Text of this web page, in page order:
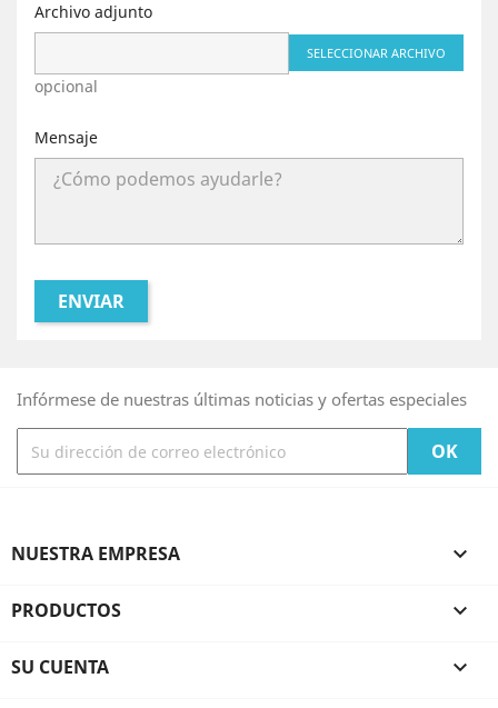
Archivo adjunto
SELECCIONAR ARCHIVO
opcional
Mensaje
Infórmese de nuestras últimas noticias y ofertas especiales
NUESTRA EMPRESA 
PRODUCTOS 
SU CUENTA 